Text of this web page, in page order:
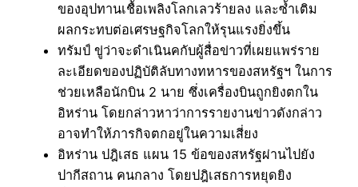
ของอุปทานเชื้อเพลิงโลกเลวร้ายลง และซ้ำเติม
ผลกระทบต่อเศรษฐกิจโลกให้รุนแรงยิ่งขึ้น
ทรัมป์ ขู่ว่าจะดำเนินคกับผู้สื่อข่าวที่เผยแพร่ราย
ละเอียดของปฏิบัติลับทางทหารของสหรัฐฯ ในการ
ช่วยเหลือนักบิน 2 นาย ซึ่งเครื่องบินถูกยิงตกใน
อิหร่าน โดยกล่าวหาว่าการรายงานข่าวดังกล่าว
อาจทำให้ภารกิจตกอยู่ในความเสี่ยง
อิหร่าน ปฎิเสธ แผน 15 ข้อของสหรัฐผ่านไปยัง
ปากีสถาน คนกลาง โดยปฎิเสธการหยุดยิง